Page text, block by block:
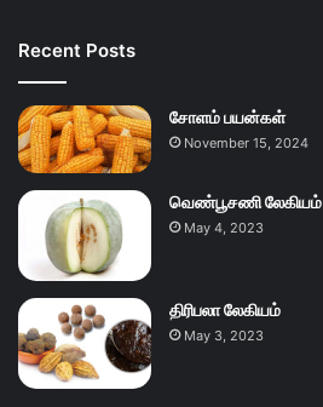
Recent Posts
சோளம் பயன்கள்
November 15, 2024
வெண்பூசணி லேகியம்
May 4, 2023
திரிபலா லேகியம்
May 3, 2023